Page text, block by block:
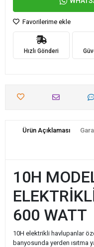
Favorilerime ekle
Hızlı Gönderi
Ürün Açıklaması
10H
600 WATT
10H elektrikli havlupanlar
banyosunda yerden ısıtma